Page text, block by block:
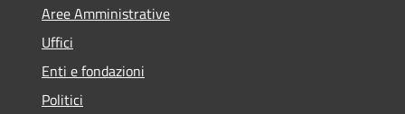
Aree Amministrative
Uffici
Enti e fondazioni
Politici